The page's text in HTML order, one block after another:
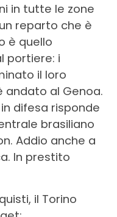
in tutte le zone
reparto che è
è quello
portiere: i
il loro
andato al Genoa.
difesa risponde
brasiliano
Addio anche a
In prestito
il Torino